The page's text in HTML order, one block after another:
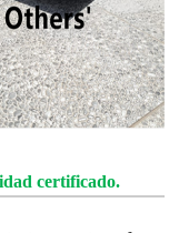
certificado.